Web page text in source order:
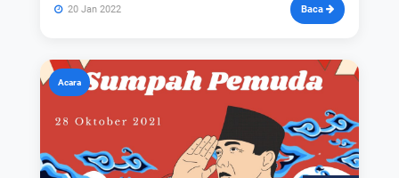
20 Jan 2022 Baca
Acara